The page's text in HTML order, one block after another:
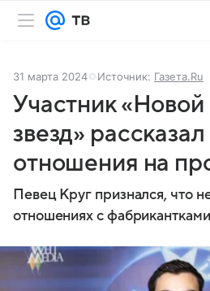
31 марта 2024 Источник: Газета.Ru
Участник
звезд»
отношения на
Певец Круг признался, что
отношениях с фабрикантками